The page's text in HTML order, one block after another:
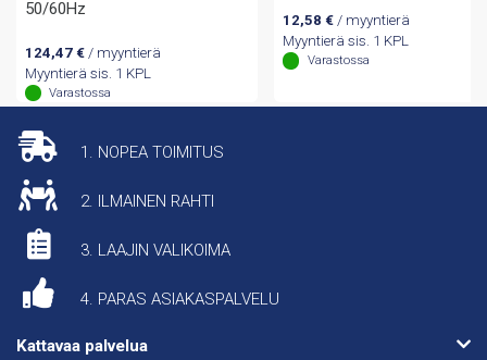
50/60Hz
124,47 €/ myyntierä
Myyntierä sis. 1 KPL
Varastossa
12,58 € / myyntierä
Myyntierä sis. 1 KPL
Varastossa
1. NOPEA TOIMITUS
2. ILMAINEN RAHTI
3. LAAJIN VALIKOIMA
4. PARAS ASIAKASPALVELU
Kattavaa palvelua